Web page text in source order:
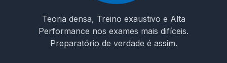
Teoria densa, Treino exaustivo e Alta
Performance nos exames mais difíceis.
Preparatório de verdade é assim.